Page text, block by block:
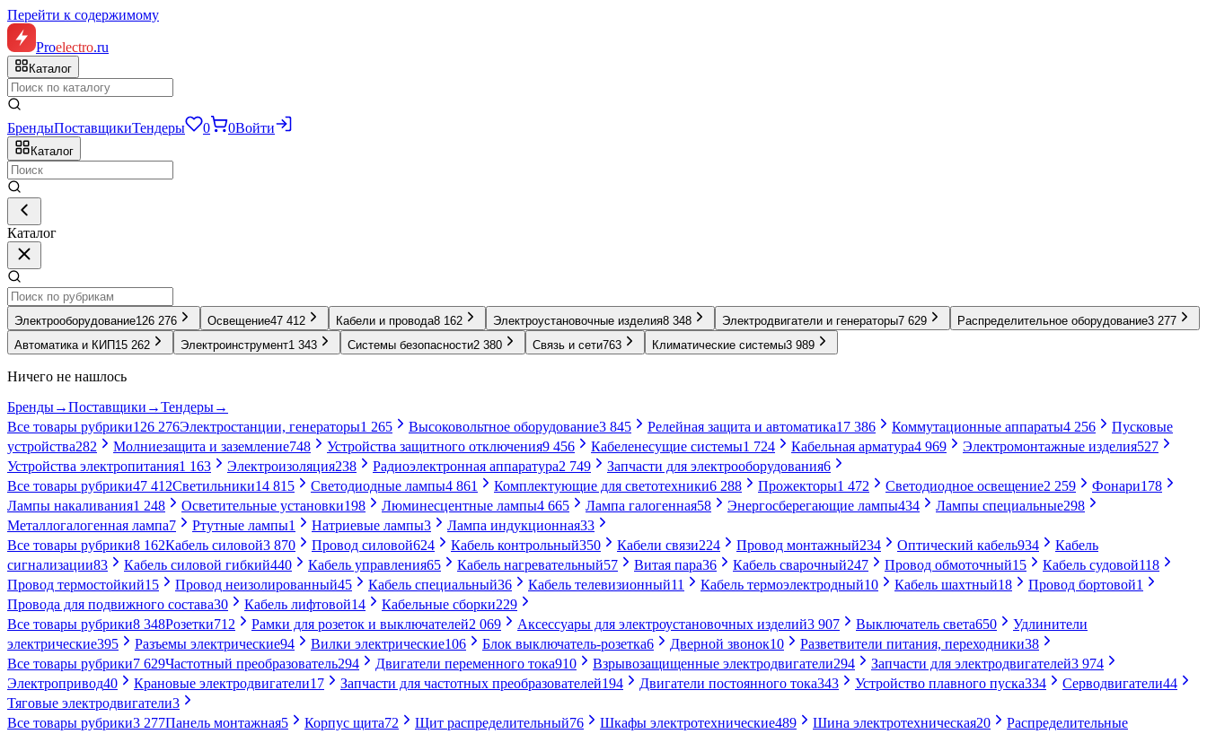
Перейти к содержимому
Proelectro.ru
Каталог
БрендыПоставщикиТендеры 0 0Войти
Каталог
Каталог
Электрооборудование126 276 Освещение47 412 Кабели и провода8 162 Электроустановочные изделия8 348 Электродвигатели и генераторы7 629 Распределительное оборудование3 277
Автоматика и КИП 15 262 Электроинструмент1 343 Системы безопасности2 380 Связь и сети763 Климатические системы3 989
Ничего не нашлось
Бренды→Поставщики →Тендеры→
Все товары рубрики126 276Электростанции, генераторы1 265 Высоковольтное оборудование3 845 Релейная защита и автоматика17 386 Коммутационные аппараты4 256
Пусковые
устройства282 Молниезащита и заземление748 Устройства защитного отключения9 456 Кабеленесущие системы1 724 Кабельная арматура4 969 Электромонтажные изделия527
Устройства электропитания1 163 Электроизоляция238 Радиоэлектронная аппаратура2 749 Запчасти для электрооборудования6
Все товары рубрики47 412Светильники14 815 Светодиодные лампы4 861 Комплектующие для светотехники6 288 Прожекторы1 472 Светодиодное освещение2 259 Фонари178
Лампы накаливания1 248 Осветительные установки198 Люминесцентные лампы4 665 Лампа галогенная58 Энергосберегающие лампы434 Лампы специальные298
Металлогалогенная лампа7 Ртутные лампы1 Натриевые лампы3 Лампа индукционная33
Все товары рубрики8 162Кабель силовой3 870 Провод силовой624 Кабель контрольный350 Кабели связи224 Провод монтажный234 Оптический кабель934
Кабель
сигнализации83 Кабель силовой гибкий440 Кабель управления65 Кабель нагревательный57 Витая пара36 Кабель сварочный247 Провод обмоточный15 Кабель судовой118
Провод термостойкий15 Провод неизолированный45 Кабель специальный36 Кабель телевизионный11 Кабель термоэлектродный10 Кабель шахтный18 Провод бортовой1
Провода для подвижного состава30 Кабель лифтовой14 Кабельные сборки229
Все товары рубрики8 348Розетки712 Рамки для розеток и выключателей2 069 Аксессуары для электроустановочных изделий3 907 Выключатель света650
Удлинители
электрические395 Разъемы электрические94 Вилки электрические106 Блок выключатель-розетка6 Дверной звонок10 Разветвители питания, переходники38
Все товары рубрики7 629Частотный преобразователь294 Двигатели переменного тока910 Взрывозащищенные электродвигатели294 Запчасти для электродвигателей3 974
Электропривод40 Крановые электродвигатели17 Запчасти для частотных преобразователей194 Двигатели постоянного тока343 Устройство плавного пуска334 Серводвигатели44
Тяговые электродвигатели3
Все товары рубрики3 277Панель монтажная5 Корпус щита72 Щит распределительный76 Шкафы электротехнические489 Шина электротехническая20
Распределительные